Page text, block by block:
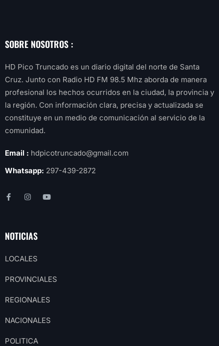
SOBRE NOSOTROS :
HD Pico Truncado es un diario digital del norte de Santa
Cruz. Junto con Radio HD FM 98.5 Mhz aborda de manera
profesional los hechos ocurridos en la ciudad, la provincia y
la región. Con información clara, precisa y actualizada se
constituye en un medio de comunicación al servicio de la
comunidad.
Email : hdpicotruncado@gmail.com
Whatsapp: 297-439-2872
NOTICIAS
LOCALES
PROVINCIALES
REGIONALES
NACIONALES
POLITICA